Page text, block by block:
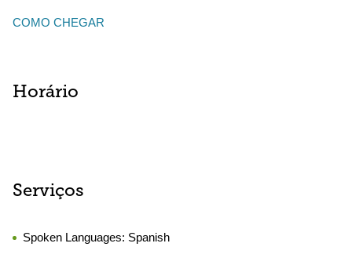
COMO CHEGAR
Horário
Serviços
Spoken Languages: Spanish